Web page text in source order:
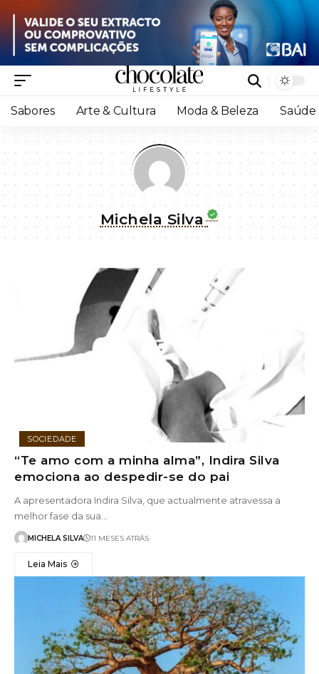
Sabores Arte & Cultura Moda & Beleza Saúde
Michela Silva
SOCIEDADE
“Te amo com a minha alma”, Indira Silva
emociona ao despedir-se do pai
A apresentadora Indira Silva, que actualmente atravessa a
melhor fase da sua…
MICHELA SILVA 11 MESES ATRÁS
Leia Mais